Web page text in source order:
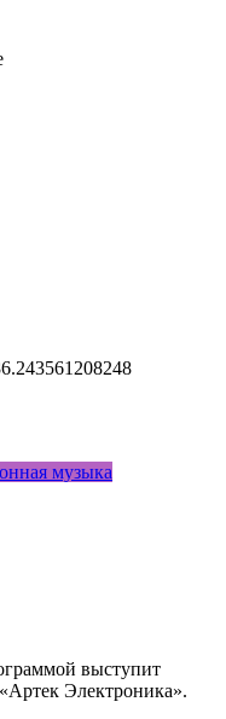
музыка
выступит
Электроника».